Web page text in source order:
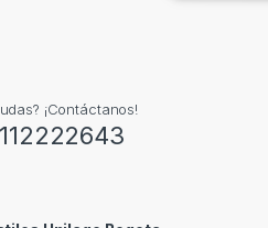
¡Contáctanos!